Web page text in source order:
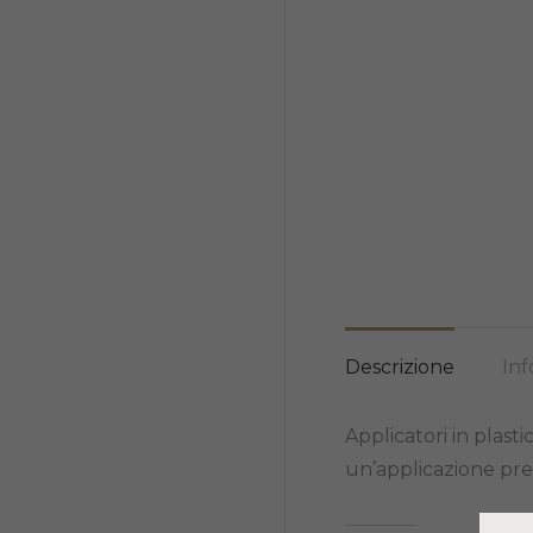
Descrizione
Applicatori in
un’applicazione